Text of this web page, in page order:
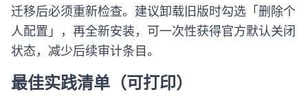
迁移后必须重新检查。建议卸载旧版时勾选「删除个
人配置」，再全新安装，可一次性获得官方默认关闭
状态，减少后续审计条目。
最佳实践清单（可打印）